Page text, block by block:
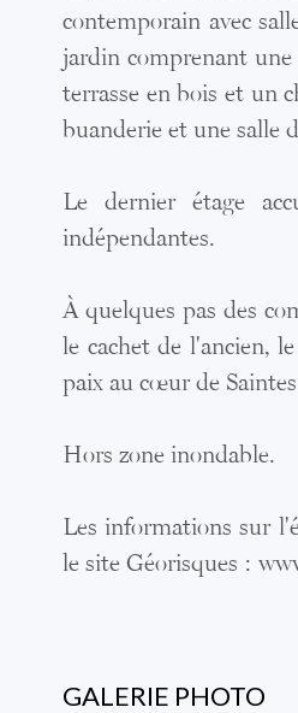
contemporain avec
jardin comprenant une
terrasse en bois et un
buanderie et une salle
Le dernier étage
indépendantes.
À quelques pas des
le cachet de l'ancien,
paix au cœur de
Hors zone inondable.
Les informations sur
le site Géorisques :
GALERIE PHOTO